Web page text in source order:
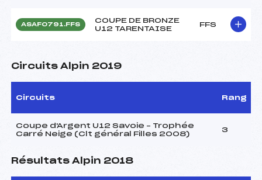
ASAF0791.FFS
COUPE DE BRONZE
U12 TARENTAISE
FFS
Circuits Alpin 2019
Circuits Rang
Coupe d'Argent U12 Savoie – Trophée
Carré Neige (Clt général Filles 2008)
3
Résultats Alpin 2018